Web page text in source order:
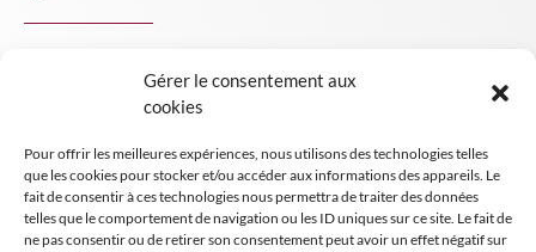
Gérer le consentement aux
cookies
Pour offrir les meilleures expériences, nous utilisons des technologies telles
que les cookies pour stocker et/ou accéder aux informations des appareils. Le
fait de consentir à ces technologies nous permettra de traiter des données
telles que le comportement de navigation ou les ID uniques sur ce site. Le fait de
ne pas consentir ou de retirer son consentement peut avoir un effet négatif sur
INSIGHT NPA